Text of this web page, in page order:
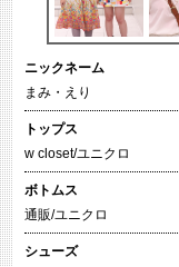
ニックネーム
まみ・えり
トップス
w closet/ユニクロ
ボトムス
通販/ユニクロ
シューズ